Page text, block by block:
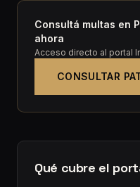
Consultá multas en
ahora
Acceso directo al portal
CONSULTAR
Qué cubre el